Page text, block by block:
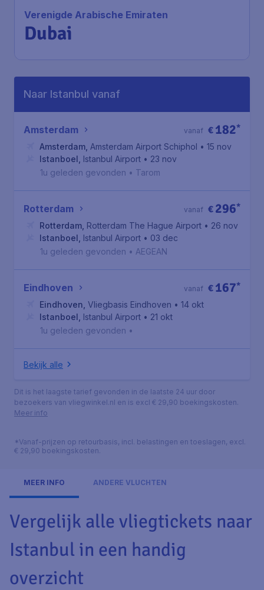
Verenigde Arabische Emiraten
Dubai
Naar Istanbul vanaf
Amsterdam € 182*
vanaf
Amsterdam Amsterdam Airport Schiphol • 15 nov
Istanboel Istanbul Airport • 23 nov
1u geleden gevonden • Tarom
Rotterdam € 296*
vanaf
Rotterdam Rotterdam The Hague Airport • 26 nov
Istanboel Istanbul Airport • 03 dec
1u geleden gevonden • AEGEAN
Eindhoven € 167*
vanaf
Eindhoven Vliegbasis Eindhoven • 14 okt
Istanboel Istanbul Airport • 21 okt
1u geleden gevonden •
Bekijk alle
Dit is het laagste tarief gevonden in de laatste 24 uur door
bezoekers van vliegwinkel.nl en is excl € 29,90 boekingskosten.
Meer info
*Vanaf-prijzen op retourbasis, incl. belastingen en toeslagen, excl.
€ 29,90 boekingskosten.
MEER INFO ANDERE VLUCHTEN
Vergelijk alle vliegtickets naar
Istanbul in een handig
overzicht